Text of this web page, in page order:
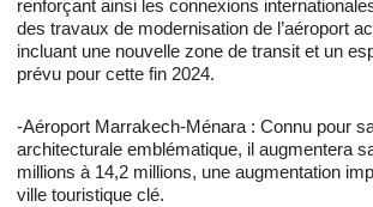
renforçant ainsi les connexions
des travaux de modernisation de l’aéroport
incluant une nouvelle zone de transit et un
prévu pour cette fin 2024.
-Aéroport Marrakech-Ménara : Connu pour
architecturale emblématique, il augmentera
millions à 14,2 millions, une augmentation
ville touristique clé.